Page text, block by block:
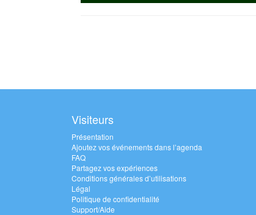
Visiteurs
Présentation
Ajoutez vos événements dans l’agenda
FAQ
Partagez vos expériences
Conditions générales d’utilisations
Légal
Politique de confidentialité
Support/Aide